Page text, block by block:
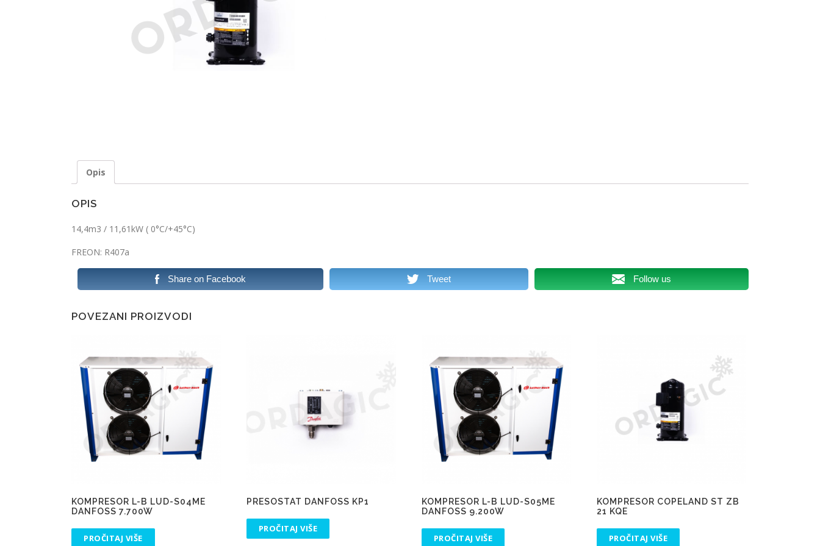
Opis
OPIS
14,4m3 / 11,61kW ( 0°C/+45°C)
FREON: R407a
Share on Facebook Tweet Follow us
POVEZANI PROIZVODI
KOMPRESOR L-B LUD-S04ME
DANFOSS 7.700W
PROČITAJ VIŠE
PRESOSTAT DANFOSS KP1
PROČITAJ VIŠE
KOMPRESOR L-B LUD-S05ME
DANFOSS 9.200W
PROČITAJ VIŠE
KOMPRESOR COPELAND ST ZB
21 KQE
PROČITAJ VIŠE